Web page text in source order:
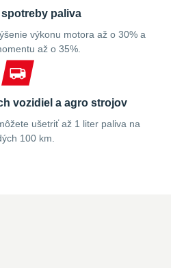
paliva
výkonu motora až o 30% a
až o 35%.
vozidiel a agro strojov
ušetriť až 1 liter paliva na
100 km.